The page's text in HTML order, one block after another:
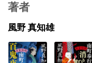
著者
風野 真知雄